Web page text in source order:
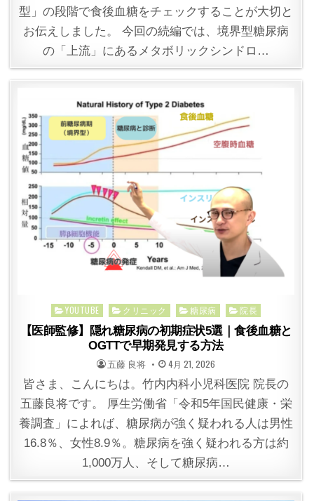
型」の段階で食後血糖をチェックすることが大切と
お伝えしました。 今回の続編では、境界型糖尿病
の「上流」にあるメタボリックシンドロ…
Posted
in
YOUTUBE クリニック 糖尿病 院長
【医師監修】隠れ糖尿病の初期症状5選｜食後血糖と
OGTTで早期発見する方法
POSTED
BY
五藤 良将 POSTED
ON
4月 21, 2026
皆さま、こんにちは。竹内内科小児科医院 院長の
五藤良将です。 厚生労働省「令和5年国民健康・栄
養調査」によれば、糖尿病が強く疑われる人は男性
16.8％、女性8.9％。糖尿病を強く疑われる方は約
1,000万人、そして糖尿病…